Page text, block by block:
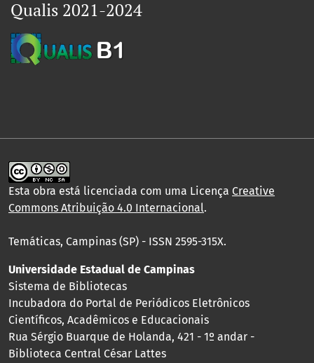
Qualis 2021-2024
Esta obra está licenciada com uma Licença Creative
Commons Atribuição 4.0 Internacional.
Temáticas, Campinas (SP) - ISSN 2595-315X.
Universidade Estadual de Campinas
Sistema de Bibliotecas
Incubadora do Portal de Periódicos Eletrônicos
Científicos, Acadêmicos e Educacionais
Rua Sérgio Buarque de Holanda, 421 - 1º andar -
Biblioteca Central César Lattes